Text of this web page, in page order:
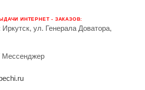
ИНТЕРНЕТ - ЗАКАЗОВ:
ул. Генерала Доватора,
Мессенджер